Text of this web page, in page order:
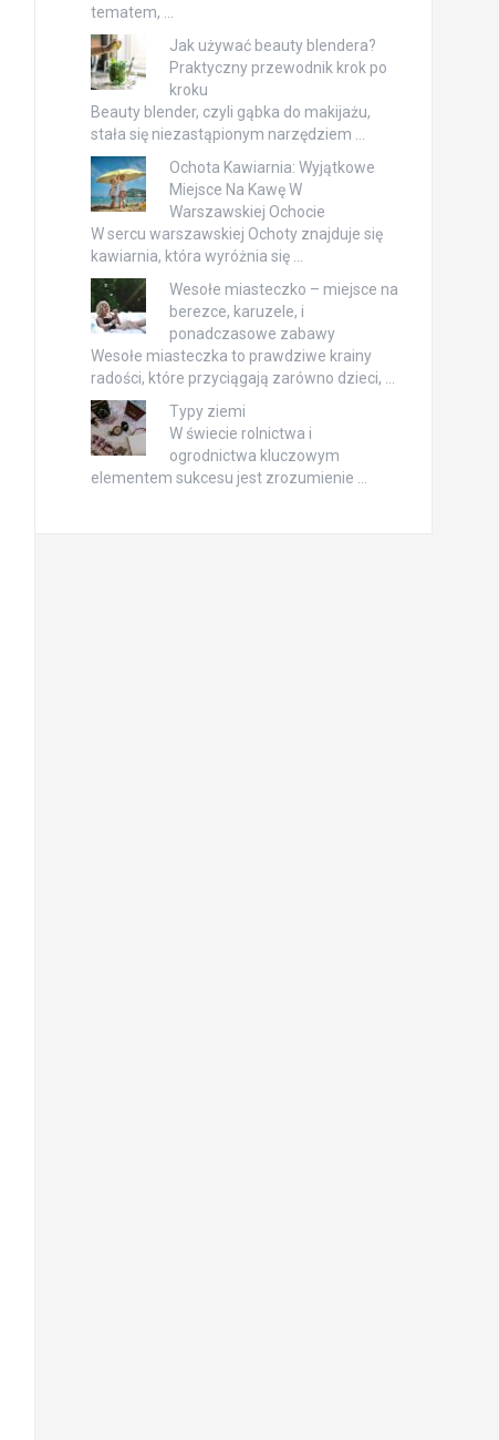
tematem, …
Jak używać beauty blendera?
Praktyczny przewodnik krok po
kroku
Beauty blender, czyli gąbka do makijażu,
stała się niezastąpionym narzędziem …
Ochota Kawiarnia: Wyjątkowe
Miejsce Na Kawę W
Warszawskiej Ochocie
W sercu warszawskiej Ochoty znajduje się
kawiarnia, która wyróżnia się …
Wesołe miasteczko – miejsce na
berezce, karuzele, i
ponadczasowe zabawy
Wesołe miasteczka to prawdziwe krainy
radości, które przyciągają zarówno dzieci, …
Typy ziemi
W świecie rolnictwa i
ogrodnictwa kluczowym
elementem sukcesu jest zrozumienie …